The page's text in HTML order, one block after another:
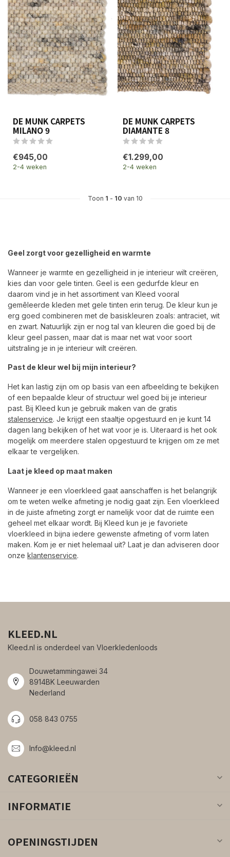
DE MUNK CARPETS
MILANO 9
€945,00
2-4 weken
DE MUNK CARPETS
DIAMANTE 8
€1.299,00
2-4 weken
Toon 1 - 10 van 10
Geel zorgt voor gezelligheid en warmte
Wanneer je warmte en gezelligheid in je interieur wilt creëren,
kies dan voor gele tinten. Geel is een gedurfde kleur en
daarom vind je in het assortiment van Kleed vooral
gemêleerde kleden met gele tinten erin terug. De kleur kun je
erg goed combineren met de basiskleuren zoals: antraciet, wit
en zwart. Natuurlijk zijn er nog tal van kleuren die goed bij de
kleur geel passen, maar dat is maar net wat voor soort
uitstraling je in je interieur wilt creëren.
Past de kleur wel bij mijn interieur?
Het kan lastig zijn om op basis van een afbeelding te bekijken
of een bepaalde kleur of structuur wel goed bij je interieur
past. Bij Kleed kun je gebruik maken van de gratis
stalenservice. Je krijgt een staaltje opgestuurd en je kunt 14
dagen lang bekijken of het wat voor je is. Uiteraard is het ook
mogelijk om meerdere stalen opgestuurd te krijgen om ze met
elkaar te vergelijken.
Laat je kleed op maat maken
Wanneer je een vloerkleed gaat aanschaffen is het belangrijk
om te weten welke afmeting je nodig gaat zijn. Een vloerkleed
in de juiste afmeting zorgt er namelijk voor dat de ruimte een
geheel met elkaar wordt. Bij Kleed kun je je favoriete
vloerkleed in bijna iedere gewenste afmeting of vorm laten
maken. Kom je er niet helemaal uit? Laat je dan adviseren door
onze klantenservice.
KLEED.NL
Kleed.nl is onderdeel van Vloerkledenloods
Douwetammingawei 34
8914BK Leeuwarden
Nederland
058 843 0755
Info@kleed.nl
CATEGORIEËN
INFORMATIE
OPENINGSTIJDEN